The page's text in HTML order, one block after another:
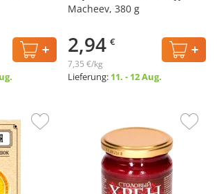
Macheev, 380 g
2,94 €
7,35 €/kg
Lieferung: 11. - 12 Aug.